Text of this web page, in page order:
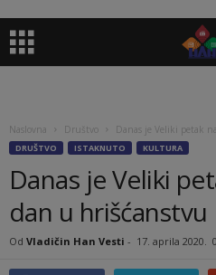
Naslovna Društvo Danas je Veliki petak
DRUŠTVO ISTAKNUTO KULTURA
Danas je Veliki
dan u hrišćanstvu
Od Vladičin Han Vesti - 17. aprila 2020.